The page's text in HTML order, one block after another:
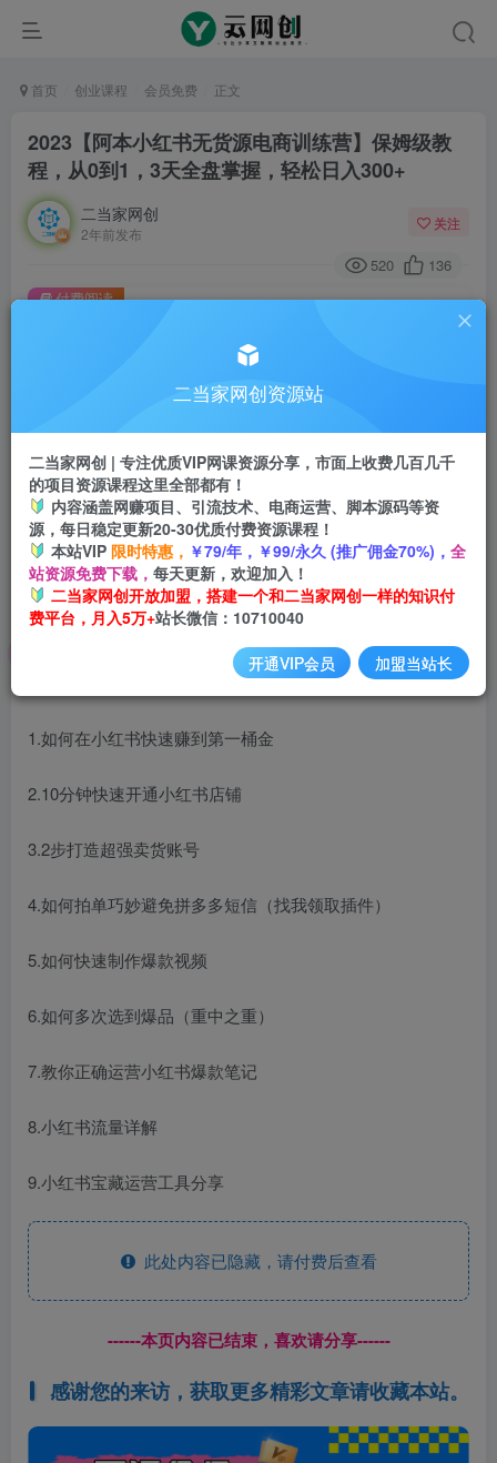
首页 创业课程 会员免费 正文
2023【阿本小红书无货源电商训练营】保姆级教
程，从0到1，3天全盘掌握，轻松日入300+
二当家网创
2年前发布
关注
520 136
此内容为付费阅读，请付费后查看
9.9
付费阅读
1.如何在小红书快速赚到第一桶金
2.10分钟快速开通小红书店铺
3.2步打造超强卖货账号
4.如何拍单巧妙避免拼多多短信（找我领取插件）
5.如何快速制作爆款视频
6.如何多次选到爆品（重中之重）
7.教你正确运营小红书爆款笔记
8.小红书流量详解
9.小红书宝藏运营工具分享
此处内容已隐藏，请付费后查看
------本页内容已结束，喜欢请分享------
感谢您的来访，获取更多精彩文章请收藏本站。
二当家网创资源站
二当家网创 | 专注优质VIP网课资源分享，市面上收费几百几千
的项目资源课程这里全部都有！
内容涵盖网赚项目、引流技术、电商运营、脚本源码等资
源，每日稳定更新20-30优质付费资源课程！
本站VIP 限时特惠， ￥79/年，￥99/永久 (推广佣金70%)， 全
站资源免费下载， 每天更新，欢迎加入！
二当家网创开放加盟，搭建一个和二当家网创一样的知识付
费平台，月入5万+站长微信：10710040
开通VIP会员 加盟当站长